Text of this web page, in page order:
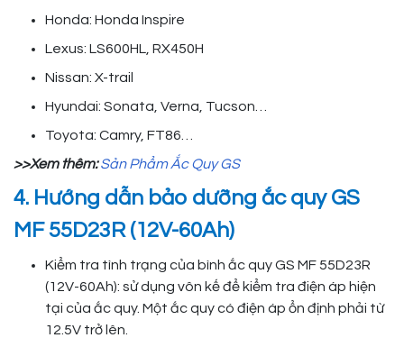
Honda: Honda Inspire
Lexus: LS600HL, RX450H
Nissan: X-trail
Hyundai: Sonata, Verna, Tucson…
Toyota: Camry, FT86…
>>Xem thêm:Sản Phẩm Ắc Quy GS
4. Hướng dẫn bảo dưỡng ắc quy GS
MF 55D23R (12V-60Ah)
Kiểm tra tình trạng của bình ắc quy GS MF 55D23R
(12V-60Ah): sử dụng vôn kế để kiểm tra điện áp hiện
tại của ắc quy. Một ắc quy có điện áp ổn định phải từ
12.5V trở lên.